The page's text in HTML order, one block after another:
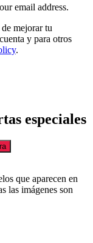
email address.
mejorar tu
y para otros
.
especiales
que aparecen en
las imágenes son